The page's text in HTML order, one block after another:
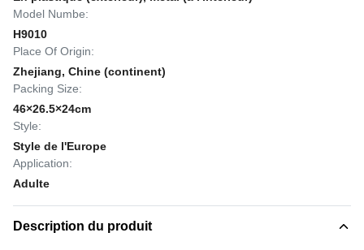
Model Numbe:
H9010
Place Of Origin:
Zhejiang, Chine (continent)
Packing Size:
46×26.5×24cm
Style:
Style de l'Europe
Application:
Adulte
Description du produit